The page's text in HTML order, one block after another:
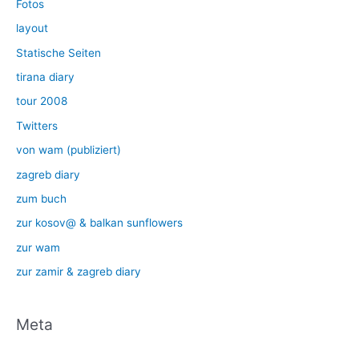
Fotos
layout
Statische Seiten
tirana diary
tour 2008
Twitters
von wam (publiziert)
zagreb diary
zum buch
zur kosov@ & balkan sunflowers
zur wam
zur zamir & zagreb diary
Meta